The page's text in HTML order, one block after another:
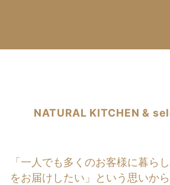
NATURAL KITCHEN &
「一人でも多くのお客様に暮ら
をお届けしたい」という思いか